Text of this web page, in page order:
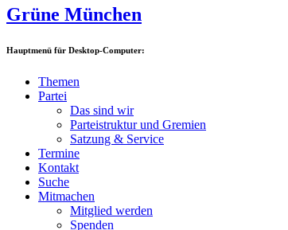
Grüne München
Hauptmenü für Desktop-Computer:
Themen
Partei
Das sind wir
Parteistruktur und Gremien
Satzung & Service
Termine
Kontakt
Suche
Mitmachen
Mitglied werden
Spenden